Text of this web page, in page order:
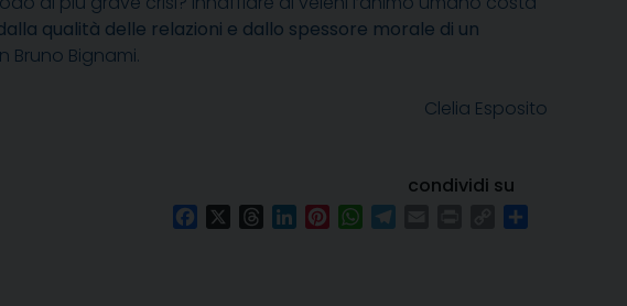
qualità delle relazioni e dallo spessore morale di un
Bruno Bignami.
Clelia Esposito
condividi su
FacebookThreadsLinkedInPinterestWhatsApp
Copy